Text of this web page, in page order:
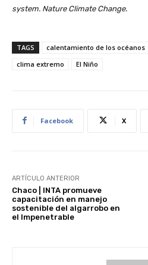
system. Nature Climate Change.
TAGS calentamiento de los océanos
clima extremo
El Niño
Facebook X
ARTÍCULO ANTERIOR
Chaco | INTA promueve
capacitación en manejo
sostenible del algarrobo en
el Impenetrable